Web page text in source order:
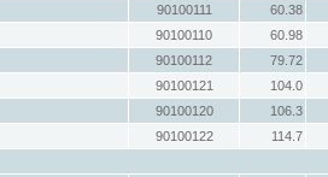
90100111
60.38
90100110
60.98
90100112
79.72
90100121
104.0
90100120
106.3
90100122
114.7